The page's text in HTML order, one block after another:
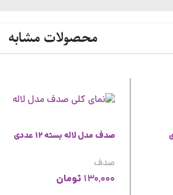
محصولات مشابه
صدف مدل لاله بسته 12 عددی
صدف
130,000 تومان